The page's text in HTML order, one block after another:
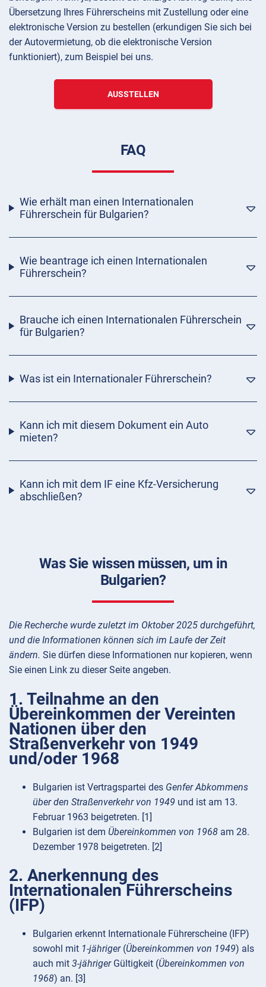
Übersetzung Ihres Führerscheins mit Zustellung oder eine
elektronische Version zu bestellen (erkundigen Sie sich bei
der Autovermietung, ob die elektronische Version
funktioniert), zum Beispiel bei uns.
AUSSTELLEN
FAQ
Wie erhält man einen Internationalen
Führerschein für Bulgarien?
Wie beantrage ich einen Internationalen
Führerschein?
Brauche ich einen Internationalen Führerschein
für Bulgarien?
Was ist ein Internationaler Führerschein?
Kann ich mit diesem Dokument ein Auto
mieten?
Kann ich mit dem IF eine Kfz-Versicherung
abschließen?
Was Sie wissen müssen, um in
Bulgarien?
Die Recherche wurde zuletzt im Oktober 2025 durchgeführt,
und die Informationen können sich im Laufe der Zeit
ändern. Sie dürfen diese Informationen nur kopieren, wenn
Sie einen Link zu dieser Seite angeben.
1. Teilnahme an den
Übereinkommen der Vereinten
Nationen über den
Straßenverkehr von 1949
und/oder 1968
Bulgarien ist Vertragspartei des Genfer Abkommens
über den Straßenverkehr von 1949 und ist am 13.
Februar 1963 beigetreten. [1]
Bulgarien ist dem Übereinkommen von 1968 am 28.
Dezember 1978 beigetreten. [2]
2. Anerkennung des
Internationalen Führerscheins
(IFP)
Bulgarien erkennt Internationale Führerscheine (IFP)
sowohl mit 1-jähriger(Übereinkommen von 1949) als
auch mit 3-jährigerGültigkeit (Übereinkommen von
1968) an. [3]